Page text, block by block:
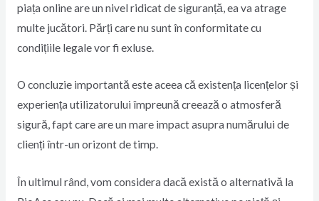
piața online are un nivel ridicat de siguranță, ea va atrage
multe jucători. Părți care nu sunt în conformitate cu
condițiile legale vor fi exluse.
O concluzie importantă este aceea că existența licențelor și
experiența utilizatorului împreună creează o atmosferă
sigură, fapt care are un mare impact asupra numărului de
clienți într-un orizont de timp.
În ultimul rând, vom considera dacă există o alternativă la